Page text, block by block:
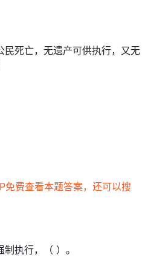
民死亡，无遗产可供执行，又无
免费查看本题答案，还可以搜
执行，（ ）。